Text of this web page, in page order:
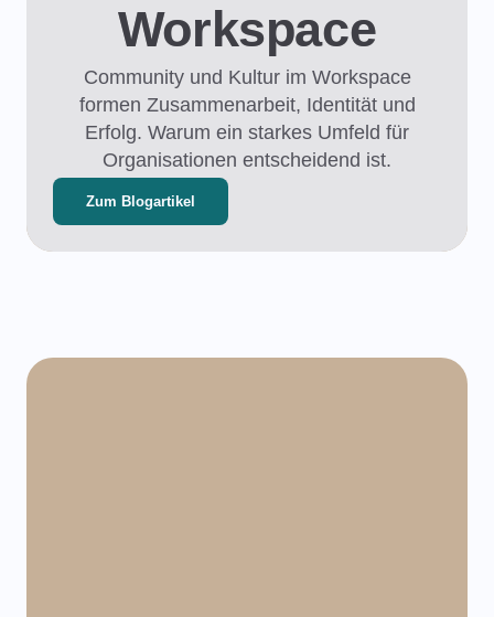
Workspace
Community und Kultur im Workspace
formen Zusammenarbeit, Identität und
Erfolg. Warum ein starkes Umfeld für
Organisationen entscheidend ist.
Zum Blogartikel